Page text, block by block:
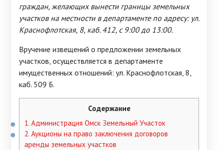
граждан, желающих вынести границы земельных
участков на местности в департаменте по адресу: ул.
Краснофлотская, 8, каб. 412, с 9:00 до 13:00.
Вручение извещений о предложении земельных
участков, осуществляется в департаменте
имущественных отношений: ул. Краснофлотская, 8,
каб. 509 Б.
Содержание
1. Администрация Омск Земельный Участок
2. Аукционы на право заключения договоров
аренды земельных участков